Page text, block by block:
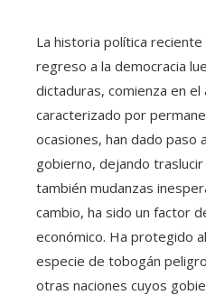
La historia política
regreso a la democracia
dictaduras, comienza en el
caracterizado por
ocasiones, han dado paso
gobierno, dejando
también mudanzas
cambio, ha sido un factor
económico. Ha protegido
especie de tobogán
otras naciones cuyos